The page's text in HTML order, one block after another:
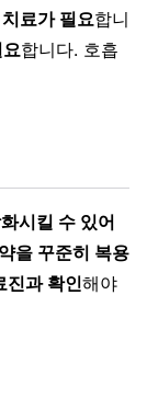
료가 필요합니
합니다. 호흡
시킬 수 있어
을 꾸준히 복용
진과 확인해야